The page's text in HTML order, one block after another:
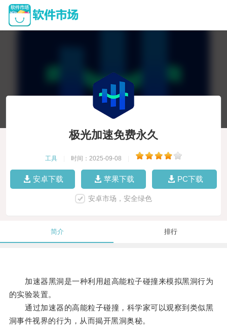
极光加速免费永久
工具 时间：2025-09-08
安卓下载 苹果下载 PC下载
安卓市场，安全绿色
简介 排行
加速器黑洞是一种利用超高能粒子碰撞来模拟黑洞行为
的实验装置。
通过加速器的高能粒子碰撞，科学家可以观察到类似黑
洞事件视界的行为，从而揭开黑洞奥秘。